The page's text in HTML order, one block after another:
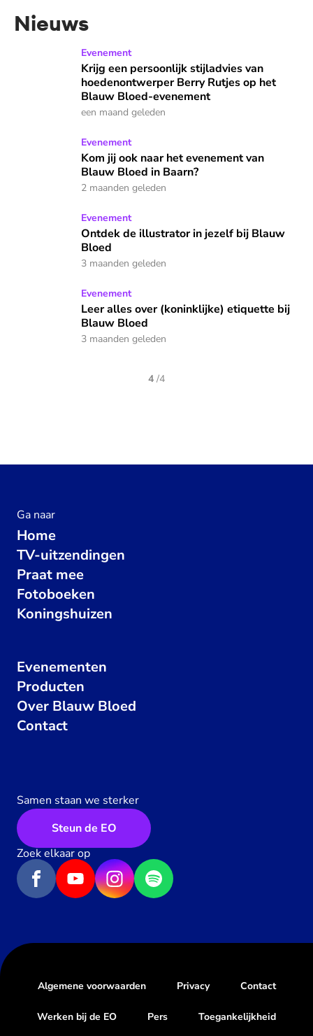
Nieuws
Krijg een persoonlijk stijladvies van hoedenontwerper
Evenement
Krijg een persoonlijk stijladvies van
hoedenontwerper Berry Rutjes op het
Blauw Bloed-evenement
een maand geleden
Kom jij ook naar het evenement van Blauw Bloed in Baarn?
Evenement
Kom jij ook naar het evenement van
Blauw Bloed in Baarn?
2 maanden geleden
Ontdek de illustrator in jezelf bij Blauw Bloed
Evenement
Ontdek de illustrator in jezelf bij Blauw
Bloed
3 maanden geleden
Leer alles over (koninklijke) etiquette bij Blauw Bloed
Evenement
Leer alles over (koninklijke) etiquette bij
Blauw Bloed
3 maanden geleden
4 /4
Ga naar
Home
TV-uitzendingen
Praat mee
Fotoboeken
Koningshuizen
Evenementen
Producten
Over Blauw Bloed
Contact
Samen staan we sterker
Steun de EO
Zoek elkaar op
Algemene voorwaarden Privacy Contact
Werken bij de EO Pers Toegankelijkheid